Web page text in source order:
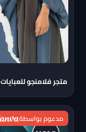
متجر فلامنجو للعبايات
مدعوم بواسطة